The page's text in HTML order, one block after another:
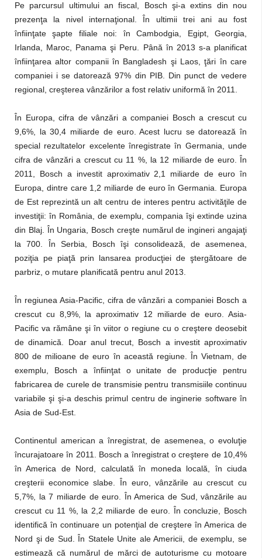
Pe parcursul ultimului an fiscal, Bosch şi-a extins din nou
prezenţa la nivel internaţional. În ultimii trei ani au fost
înfiinţate şapte filiale noi: în Cambodgia, Egipt, Georgia,
Irlanda, Maroc, Panama şi Peru. Până în 2013 s-a planificat
înfiinţarea altor companii în Bangladesh şi Laos, ţări în care
companiei i se datorează 97% din PIB. Din punct de vedere
regional, creşterea vânzărilor a fost relativ uniformă în 2011.
În Europa, cifra de vânzări a companiei Bosch a crescut cu
9,6%, la 30,4 miliarde de euro. Acest lucru se datorează în
special rezultatelor excelente înregistrate în Germania, unde
cifra de vânzări a crescut cu 11 %, la 12 miliarde de euro. În
2011, Bosch a investit aproximativ 2,1 miliarde de euro în
Europa, dintre care 1,2 miliarde de euro în Germania. Europa
de Est reprezintă un alt centru de interes pentru activităţile de
investiţii: în România, de exemplu, compania îşi extinde uzina
din Blaj. În Ungaria, Bosch creşte numărul de ingineri angajaţi
la 700. În Serbia, Bosch îşi consolidează, de asemenea,
poziţia pe piaţă prin lansarea producţiei de ştergătoare de
parbriz, o mutare planificată pentru anul 2013.
În regiunea Asia-Pacific, cifra de vânzări a companiei Bosch a
crescut cu 8,9%, la aproximativ 12 miliarde de euro. Asia-
Pacific va rămâne şi în viitor o regiune cu o creştere deosebit
de dinamică. Doar anul trecut, Bosch a investit aproximativ
800 de milioane de euro în această regiune. În Vietnam, de
exemplu, Bosch a înfiinţat o unitate de producţie pentru
fabricarea de curele de transmisie pentru transmisiile continuu
variabile şi şi-a deschis primul centru de inginerie software în
Asia de Sud-Est.
Continentul american a înregistrat, de asemenea, o evoluţie
încurajatoare în 2011. Bosch a înregistrat o creştere de 10,4%
în America de Nord, calculată în moneda locală, în ciuda
creşterii economice slabe. În euro, vânzările au crescut cu
5,7%, la 7 miliarde de euro. În America de Sud, vânzările au
crescut cu 11 %, la 2,2 miliarde de euro. În concluzie, Bosch
identifică în continuare un potenţial de creştere în America de
Nord şi de Sud. În Statele Unite ale Americii, de exemplu, se
estimează că numărul de mărci de autoturisme cu motoare